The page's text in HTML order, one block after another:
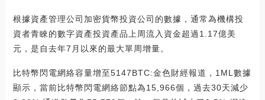
根據資產管理公司加密貨幣投資公司的數據，通常為機構投
資者青睞的數字資產投資產品上周流入資金超過1.17億美
元，是自去年7月以來的最大單周增量。
比特幣閃電網絡容量增至5147BTC:金色財經報道，1ML數據
顯示，當前比特幣閃電網絡節點為15,966個，過去30天減少